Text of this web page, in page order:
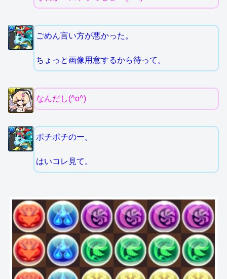
ごめん言い方が悪かった。
ちょっと画像用意するから待って。
なんだし(^o^)
ポチポチのー。
はいコレ見て。